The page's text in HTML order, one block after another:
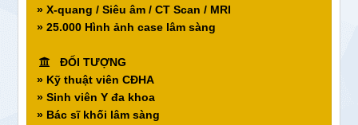
» X-quang / Siêu âm / CT Scan / MRI
» 25.000 Hình ảnh case lâm sàng
ĐỐI TƯỢNG
» Kỹ thuật viên CĐHA
» Sinh viên Y đa khoa
» Bác sĩ khối lâm sàng